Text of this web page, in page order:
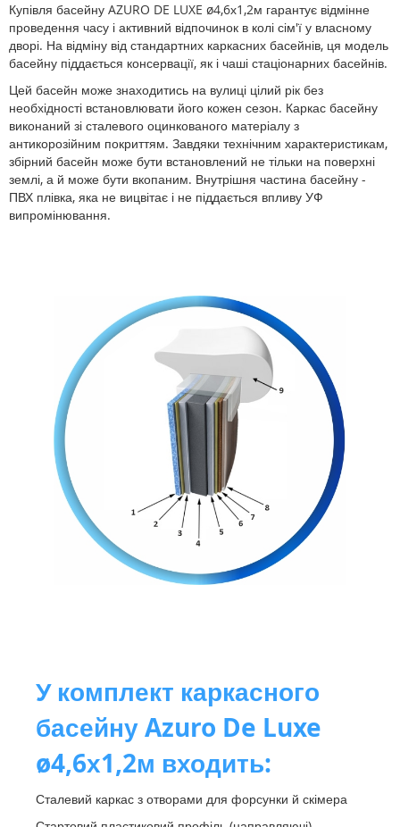
Купівля басейну AZURO DE LUXE ø4,6х1,2м гарантує відмінне
проведення часу і активний відпочинок в колі сім'ї у власному
дворі. На відміну від стандартних каркасних басейнів, ця модель
басейну піддається консервації, як і чаші стаціонарних басейнів.
Цей басейн може знаходитись на вулиці цілий рік без
необхідності встановлювати його кожен сезон. Каркас басейну
виконаний зі сталевого оцинкованого матеріалу з
антикорозійним покриттям. Завдяки технічним характеристикам,
збірний басейн може бути встановлений не тільки на поверхні
землі, а й може бути вкопаним. Внутрішня частина басейну -
ПВХ плівка, яка не вицвітає і не піддається впливу УФ
випромінювання.
У комплект каркасного
басейну Azuro De Luxe
ø4,6х1,2м входить:
Сталевий каркас з отворами для форсунки й скімера